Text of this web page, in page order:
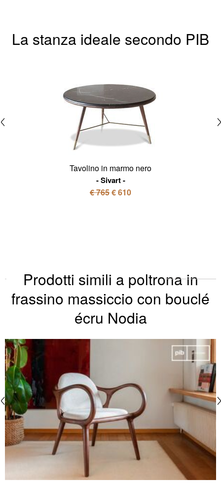
La stanza ideale secondo PIB
Tavolino in marmo nero
Sivart
€ 765€ 610
Prodotti simili a poltrona in
frassino massiccio con bouclé
écru Nodia